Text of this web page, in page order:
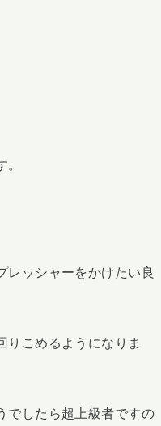
レッシャーをかけたい良
りこめるようになりま
でしたら超上級者ですの